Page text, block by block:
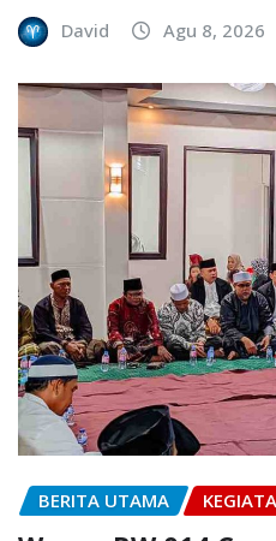
David Agu 8, 2026
BERITA UTAMA